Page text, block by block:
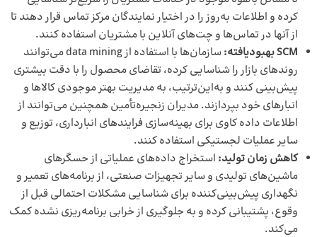
کرده و اطلاعات به‌روز را در اختیار نمایندگان مرکز تماس قرار دهند تا
از آنها در تماس‌ها و چت‌های آنلاین با مشتریان استفاده کنند.
SCMبهبودیافته:
سازمان‌ها با استفاده از data mining می‌توانند
روندهای بازار را شناسایی کرده، تقاضای محصول را با دقت بیشتری
پیش‌بینی کنند و به‌این‌ترتیب، به مدیریت بهتر موجودی کالاها و
انبارهای خود بپردازند. مدیران زنجیره‌تأمین همچنین می‌توانند از
اطلاعات داده کاوی برای بهینه‌سازی فرایندهای انبارداری، توزیع و
سایر عملیات لجستیکی استفاده کنند.
کاهش زمان تولید: استخراج داده‌های عملیاتی از حسگرهای
ماشین‌های تولیدی و سایر تجهیزات صنعتی، از برنامه‌های تعمیر و
نگهداری پیش‌بینی‌کننده برای شناسایی مشکلات احتمالی قبل از
وقوع، پشتیبانی کرده و به جلوگیری از خرابی برنامه‌ریزی نشده کمک
می‌کند.